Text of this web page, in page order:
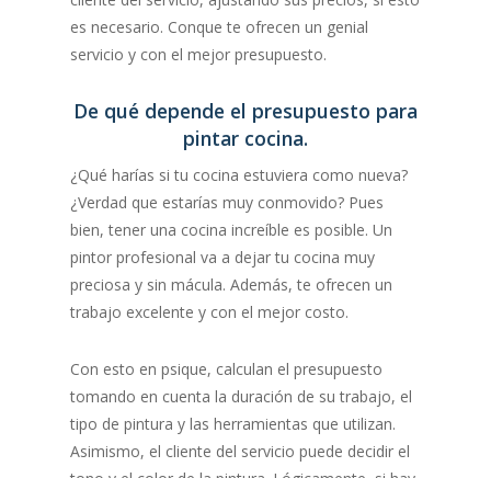
es necesario. Conque te ofrecen un genial
servicio y con el mejor presupuesto.
De qué depende el presupuesto para
pintar cocina.
¿Qué harías si tu cocina estuviera como nueva?
¿Verdad que estarías muy conmovido? Pues
bien, tener una cocina increíble es posible. Un
pintor profesional va a dejar tu cocina muy
preciosa y sin mácula. Además, te ofrecen un
trabajo excelente y con el mejor costo.
Con esto en psique, calculan el presupuesto
tomando en cuenta la duración de su trabajo, el
tipo de pintura y las herramientas que utilizan.
Asimismo, el cliente del servicio puede decidir el